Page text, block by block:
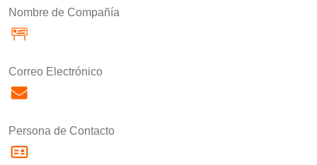
Nombre de Compañía
Correo Electrónico
Persona de Contacto